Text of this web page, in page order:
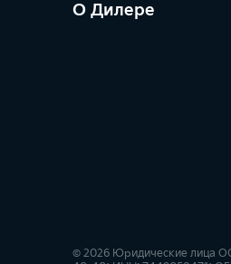
О Дилере
© 2026 Юридические лица